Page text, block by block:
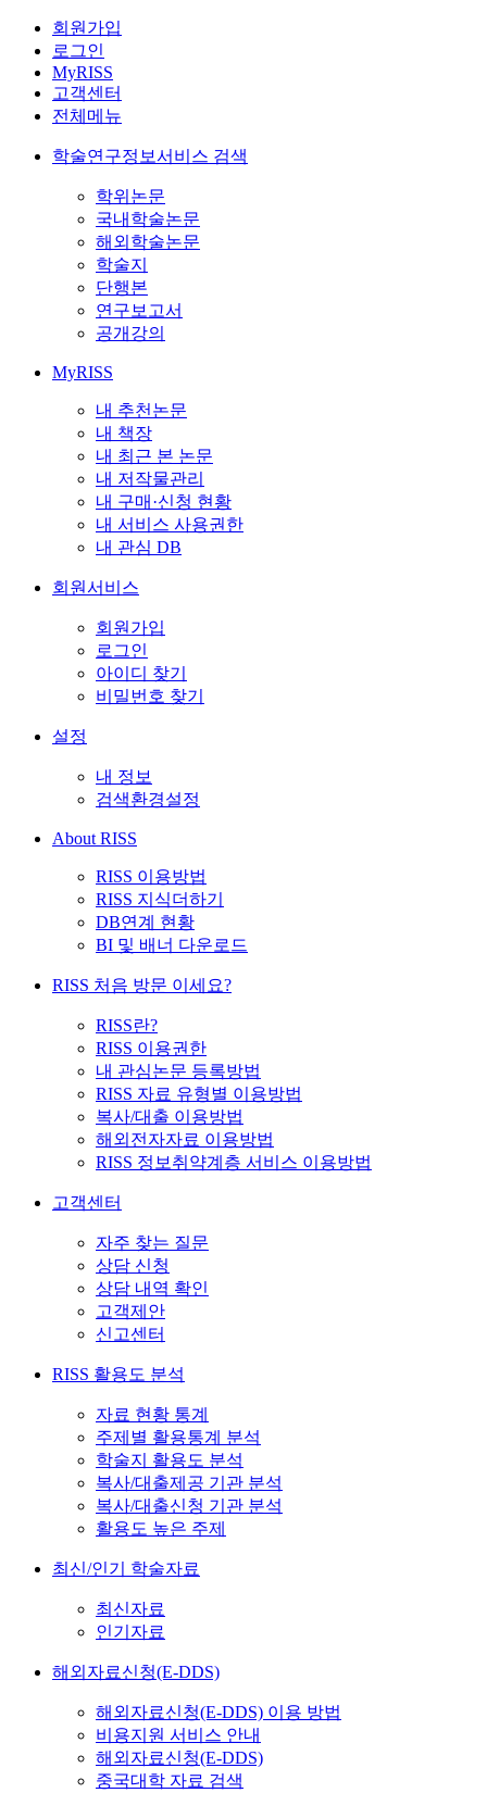
회원가입
로그인
MyRISS
고객센터
전체메뉴
학술연구정보서비스 검색
학위논문
국내학술논문
해외학술논문
학술지
단행본
연구보고서
공개강의
MyRISS
내 추천논문
내 책장
내 최근 본 논문
내 저작물관리
내 구매·신청 현황
내 서비스 사용권한
내 관심 DB
회원서비스
회원가입
로그인
아이디 찾기
비밀번호 찾기
설정
내 정보
검색환경설정
About RISS
RISS 이용방법
RISS 지식더하기
DB연계 현황
BI 및 배너 다운로드
RISS 처음 방문 이세요?
RISS란?
RISS 이용권한
내 관심논문 등록방법
RISS 자료 유형별 이용방법
복사/대출 이용방법
해외전자자료 이용방법
RISS 정보취약계층 서비스 이용방법
고객센터
자주 찾는 질문
상담 신청
상담 내역 확인
고객제안
신고센터
RISS 활용도 분석
자료 현황 통계
주제별 활용통계 분석
학술지 활용도 분석
복사/대출제공 기관 분석
복사/대출신청 기관 분석
활용도 높은 주제
최신/인기 학술자료
최신자료
인기자료
해외자료신청(E-DDS)
해외자료신청(E-DDS) 이용 방법
비용지원 서비스 안내
해외자료신청(E-DDS)
중국대학 자료 검색